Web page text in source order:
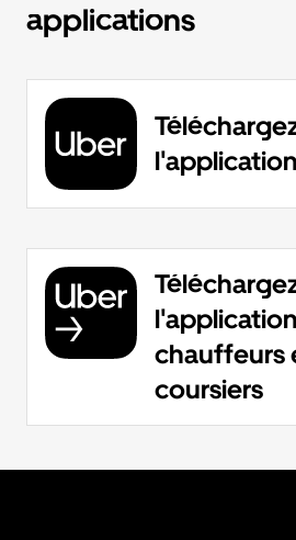
applications
chauffeurs
coursiers